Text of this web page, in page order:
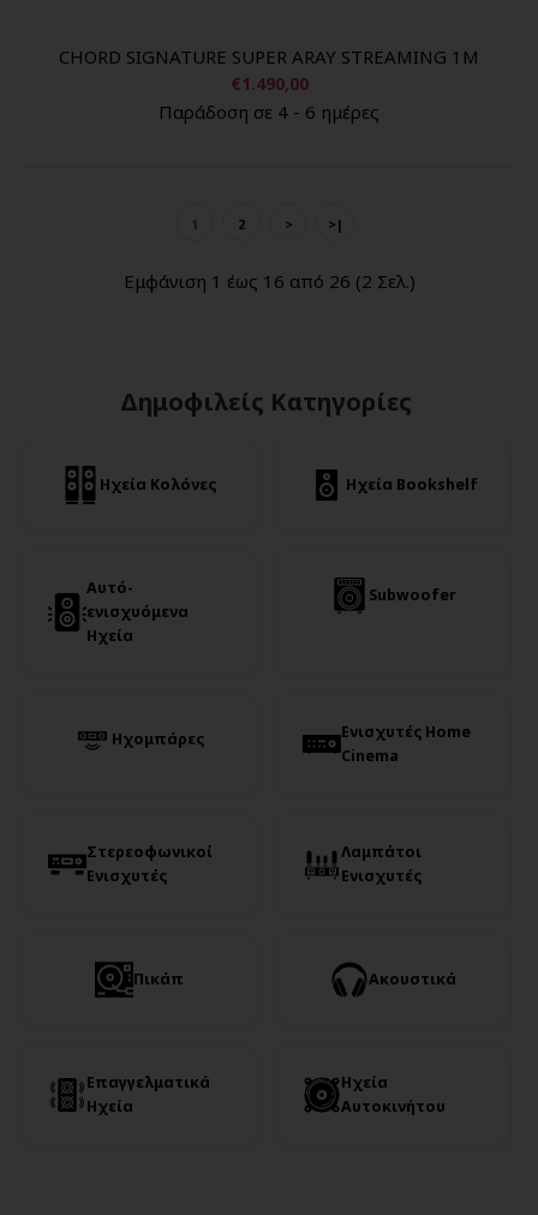
CHORD SIGNATURE SUPER ARAY STREAMING 1M
€1.490,00
Παράδοση σε 4 - 6 ημέρες
1 2 > >|
Εμφάνιση 1 έως 16 από 26 (2 Σελ.)
Δημοφιλείς Κατηγορίες
Ηχεία Κολόνες Ηχεία Bookshelf
Αυτό-
ενισχυόμενα
Ηχεία
Subwoofer
Ηχομπάρες
Ενισχυτές Home
Cinema
Στερεοφωνικοί
Ενισχυτές
Λαμπάτοι
Ενισχυτές
Πικάπ Ακουστικά
Επαγγελματικά
Ηχεία
Ηχεία
Αυτοκινήτου